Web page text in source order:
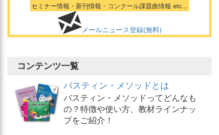
セミナー情報・新刊情報・コンクール課題曲情報 etc...
メールニュース登録(無料)
コンテンツ一覧
バスティン・メソッドとは
バスティン・メソッドってどんなも
の？特徴や使い方、教材ラインナッ
プをご紹介！